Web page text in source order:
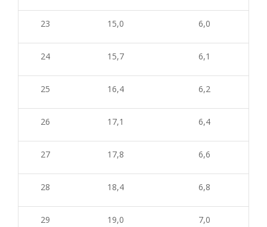
23 15,0 6,0
24 15,7 6,1
25 16,4 6,2
26 17,1 6,4
27 17,8 6,6
28 18,4 6,8
29 19,0 7,0